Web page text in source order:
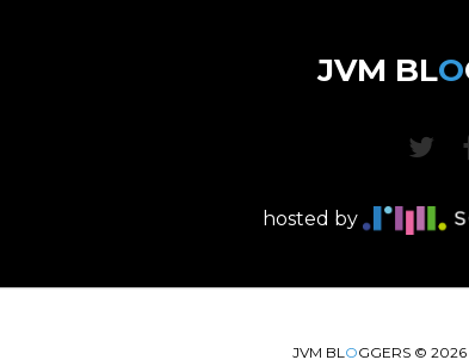
JVM BLO
hosted by
JVM BLOGGERS © 2026